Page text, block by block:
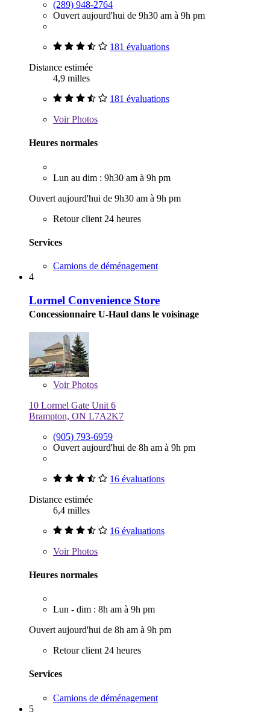
(289) 948-2764
Ouvert aujourd'hui de 9h30 am à 9h pm
181 évaluations
Distance estimée
4,9 milles
181 évaluations
VoirPhotos
Heures normales
Lun au dim : 9h30 am à 9h pm
Ouvert aujourd'hui de 9h30 am à 9h pm
Retour client 24 heures
Services
Camions de déménagement
4
Lormel Convenience Store
Concessionnaire U-Haul dans le voisinage
VoirPhotos
10 Lormel Gate Unit 6
Brampton, ON L7A2K7
(905) 793-6959
Ouvert aujourd'hui de 8h am à 9h pm
16 évaluations
Distance estimée
6,4 milles
16 évaluations
VoirPhotos
Heures normales
Lun - dim : 8h am à 9h pm
Ouvert aujourd'hui de 8h am à 9h pm
Retour client 24 heures
Services
Camions de déménagement
5